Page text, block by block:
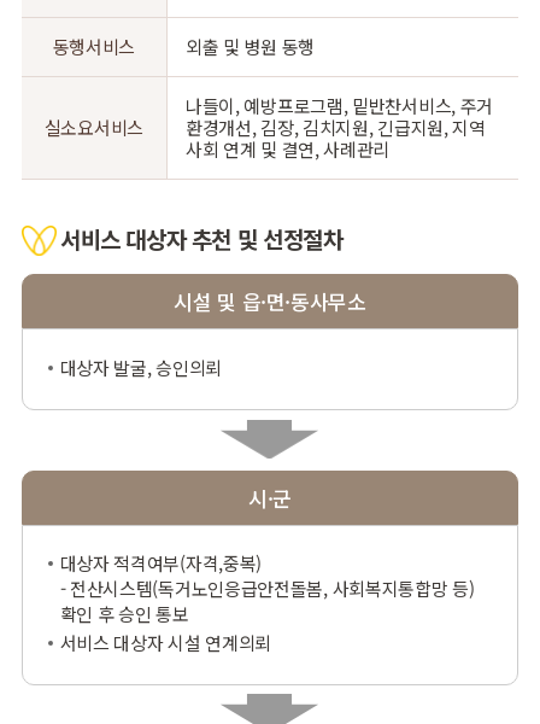
동행서비스 외출 및 병원 동행
실소요서비스
나들이, 예방프로그램, 밑반찬서비스, 주거
환경개선, 김장, 김치지원, 긴급지원, 지역
사회 연계 및 결연, 사례관리
서비스 대상자 추천 및 선정절차
시설 및 읍·면·동사무소
대상자 발굴, 승인의뢰
시·군
대상자 적격여부(자격,중복)
- 전산시스템(독거노인응급안전돌봄, 사회복지통합망 등)
확인 후 승인 통보
서비스 대상자 시설 연계의뢰